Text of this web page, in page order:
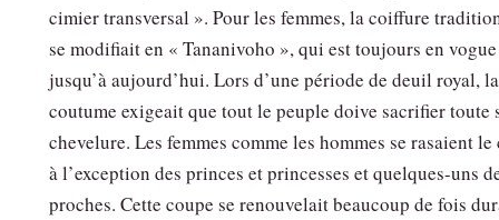
cimier transversal ». Pour les femmes, la coiffure
se modifiait en « Tananivoho », qui est toujours en vogue
jusqu’à aujourd’hui. Lors d’une période de deuil royal, la
coutume exigeait que tout le peuple doive sacrifier toute
chevelure. Les femmes comme les hommes se rasaient le
à l’exception des princes et princesses et quelques-uns
proches. Cette coupe se renouvelait beaucoup de fois